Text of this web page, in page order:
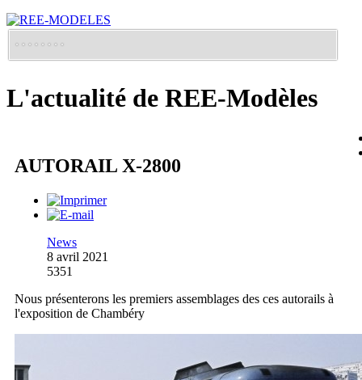
L'actualité de REE-Modèles
AUTORAIL X-2800
News
8 avril 2021
5351
Nous présenterons les premiers assemblages des ces autorails à
l'exposition de Chambéry